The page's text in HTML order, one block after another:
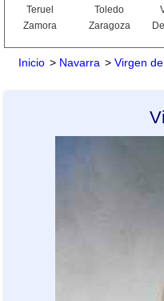
Teruel
Toledo
Zamora
Zaragoza
Inicio > Navarra > Virgen